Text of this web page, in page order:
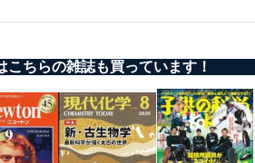
こちらの雑誌も買っています！